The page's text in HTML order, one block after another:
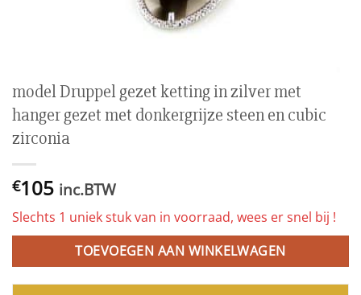
model Druppel gezet ketting in zilver met
hanger gezet met donkergrijze steen en cubic
zirconia
€105 inc.BTW
Slechts 1 uniek stuk van in voorraad, wees er snel bij !
TOEVOEGEN AAN WINKELWAGEN